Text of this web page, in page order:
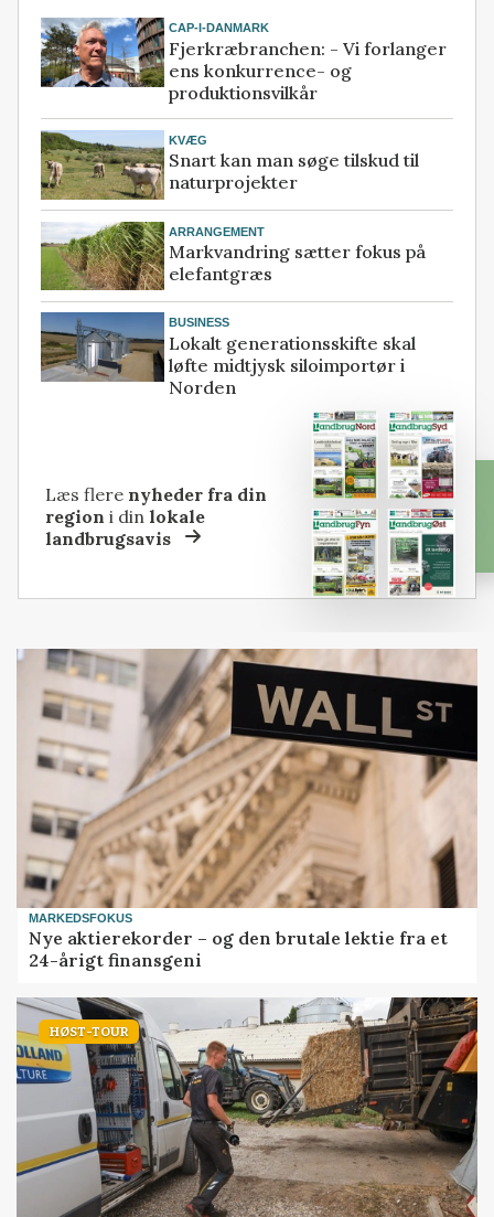
CAP-I-DANMARK
Fjerkræbranchen: - Vi forlanger
ens konkurrence- og
produktionsvilkår
KVÆG
Snart kan man søge tilskud til
naturprojekter
ARRANGEMENT
Markvandring sætter fokus på
elefantgræs
BUSINESS
Lokalt generationsskifte skal
løfte midtjysk siloimportør i
Norden
Læs flere nyheder fra din
region i dinlokale
landbrugsavis
MARKEDSFOKUS
Nye aktierekorder – og den brutale lektie fra et
24-årigt finansgeni
HØST-TOUR